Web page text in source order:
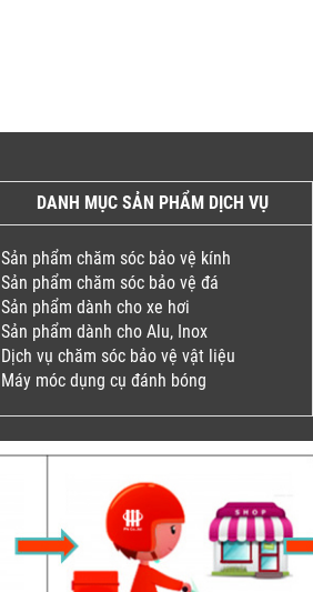
DANH MỤC SẢN PHẨM DỊCH VỤ
Sản phẩm chăm sóc bảo vệ kính
Sản phẩm chăm sóc bảo vệ đá
Sản phẩm dành cho xe hơi
Sản phẩm dành cho Alu, Inox
Dịch vụ chăm sóc bảo vệ vật liệu
Máy móc dụng cụ đánh bóng